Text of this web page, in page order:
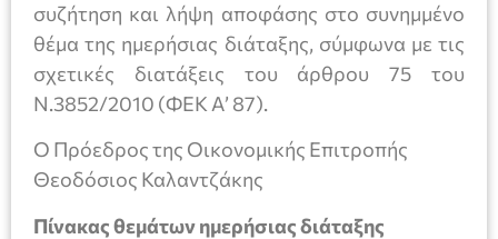
συζήτηση και λήψη αποφάσης στο συνημμένο
θέμα της ημερήσιας διάταξης, σύμφωνα με τις
σχετικές διατάξεις του άρθρου 75 του
Ν.3852/2010 (ΦΕΚ Α’ 87).
Ο Πρόεδρος της Οικονομικής Επιτροπής
Θεοδόσιος Καλαντζάκης
Πίνακας θεμάτων ημερήσιας διάταξης